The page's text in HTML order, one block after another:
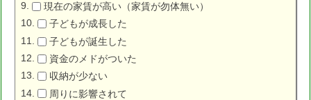
現在の家賃が高い（家賃が勿体無い）
子どもが成長した
子どもが誕生した
資金のメドがついた
収納が少ない
周りに影響されて